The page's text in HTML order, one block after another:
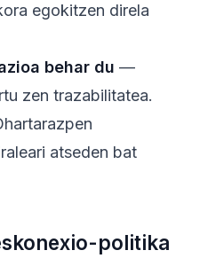
egokitzen direla
behar du —
zen trazabilitatea.
atseden bat
politika